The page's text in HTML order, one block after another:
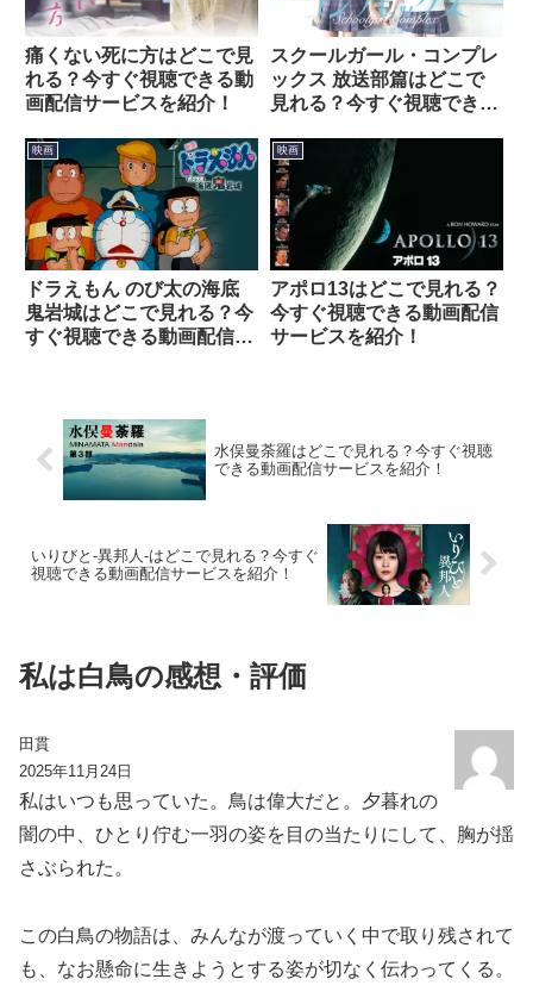
痛くない死に方はどこで見
れる？今すぐ視聴できる動
画配信サービスを紹介！
スクールガール・コンプレ
ックス 放送部篇はどこで
見れる？今すぐ視聴できる
映画
ドラえもん のび太の海底
鬼岩城はどこで見れる？今
すぐ視聴できる動画配信サ
映画
アポロ13はどこで見れる？
今すぐ視聴できる動画配信
サービスを紹介！
水俣曼荼羅はどこで見れる？今すぐ視聴
できる動画配信サービスを紹介！
いりびと-異邦人-はどこで見れる？今すぐ
視聴できる動画配信サービスを紹介！
私は白鳥の感想・評価
田貫
2025年11月24日
私はいつも思っていた。鳥は偉大だと。夕暮れの
闇の中、ひとり佇む一羽の姿を目の当たりにして、胸が揺
さぶられた。
この白鳥の物語は、みんなが渡っていく中で取り残されて
も、なお懸命に生きようとする姿が切なく伝わってくる。